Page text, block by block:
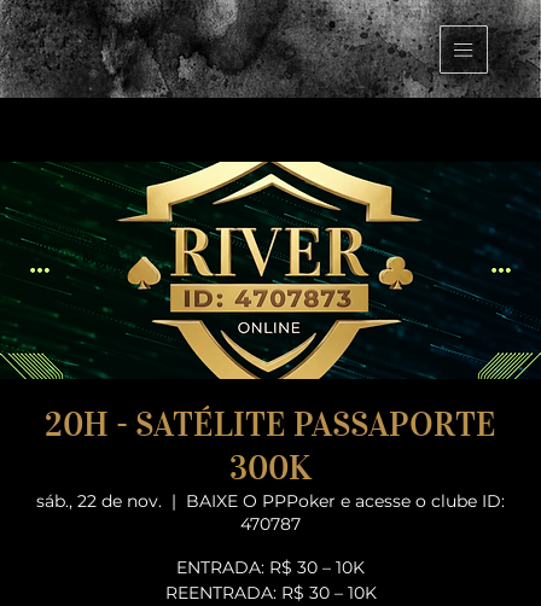
20H - SATÉLITE PASSAPORTE
300K
sáb., 22 de nov.
  |
BAIXE O PPPoker e acesse o clube ID:
470787
ENTRADA: R$ 30 – 10K
REENTRADA: R$ 30 – 10K